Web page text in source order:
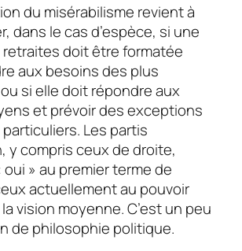
du misérabilisme revient à
dans le cas d’espèce, si une
doit être formatée
aux besoins des plus
si elle doit répondre aux
et prévoir des exceptions
Les partis
y compris ceux de droite,
» au premier terme de
actuellement au pouvoir
vision moyenne. C’est un peu
de philosophie politique.